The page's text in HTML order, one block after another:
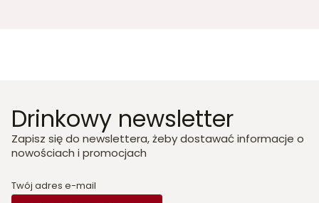
Drinkowy newsletter
Zapisz się do newslettera, żeby dostawać informacje o
nowościach i promocjach
Twój adres e-mail